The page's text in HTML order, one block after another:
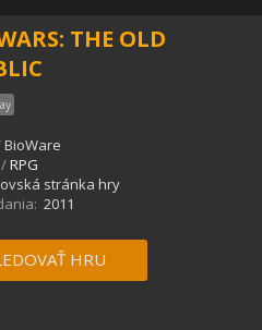
THE OLD
BioWare
/RPG
stránka hry
2011
HRU